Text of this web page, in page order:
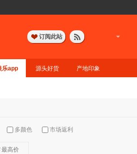
订阅此站
乐app 源头好货 产地印象
多颜色 市场返利